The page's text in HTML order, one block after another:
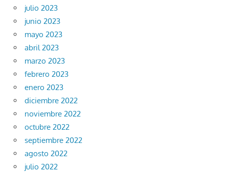
julio 2023
junio 2023
mayo 2023
abril 2023
marzo 2023
febrero 2023
enero 2023
diciembre 2022
noviembre 2022
octubre 2022
septiembre 2022
agosto 2022
julio 2022